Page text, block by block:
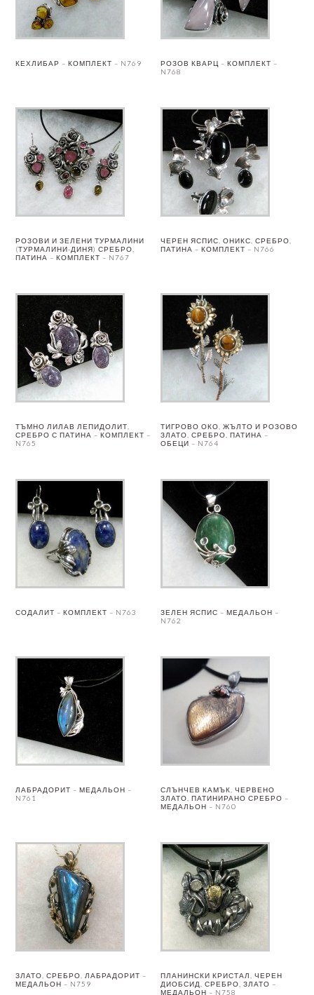
КЕХЛИБАР – КОМПЛЕКТ – N769
РОЗОВ КВАРЦ – КОМПЛЕКТ –
N768
РОЗОВИ И ЗЕЛЕНИ ТУРМАЛИНИ
(ТУРМАЛИНИ-ДИНЯ) СРЕБРО,
ПАТИНА – КОМПЛЕКТ – N767
ЧЕРЕН ЯСПИС, ОНИКС, СРЕБРО,
ПАТИНА – КОМПЛЕКТ – N766
ТЪМНО ЛИЛАВ ЛЕПИДОЛИТ,
СРЕБРО С ПАТИНА – КОМПЛЕКТ –
N765
ТИГРОВО ОКО, ЖЪЛТО И РОЗОВО
ЗЛАТО, СРЕБРО, ПАТИНА –
ОБЕЦИ – N764
СОДАЛИТ – КОМПЛЕКТ – N763
ЗЕЛЕН ЯСПИС – МЕДАЛЬОН –
N762
ЛАБРАДОРИТ – МЕДАЛЬОН –
N761
СЛЪНЧЕВ КАМЪК, ЧЕРВЕНО
ЗЛАТО, ПАТИНИРАНО СРЕБРО –
МЕДАЛЬОН – N760
ЗЛАТО, СРЕБРО, ЛАБРАДОРИТ –
МЕДАЛЬОН – N759
ПЛАНИНСКИ КРИСТАЛ, ЧЕРЕН
ДИОБСИД, СРЕБРО, ЗЛАТО –
МЕДАЛЬОН – N758